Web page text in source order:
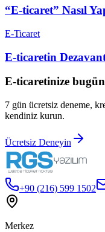
“E-ticaret” Nasıl
E-Ticaret
E-ticaretin
E-ticaretinize
7 gün ücretsiz deneme,
kendiniz kurun.
Ücretsiz Deneyin
+90 (216) 599 1502
Merkez